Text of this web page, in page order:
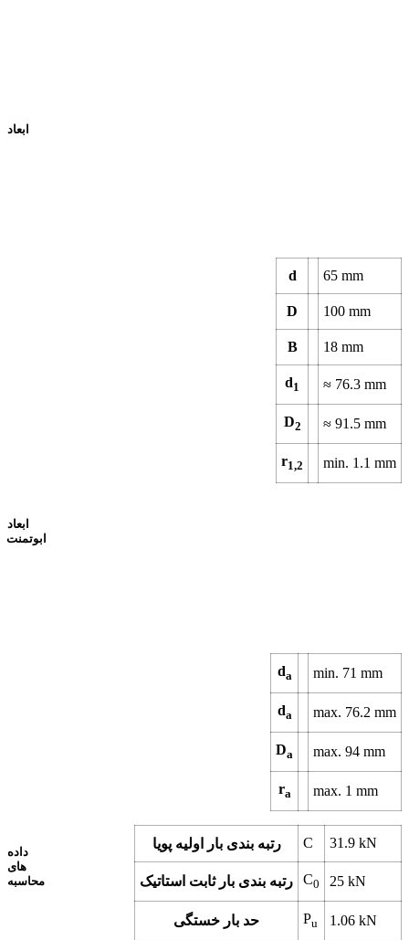
ابعاد
d 65 mm
D 100 mm
B 18 mm
d1 ≈ 76.3 mm
D2 ≈ 91.5 mm
r1,2 min. 1.1 mm
ابعاد
ابوتمنت
da min. 71 mm
da max. 76.2 mm
Da max. 94 mm
ra max. 1 mm
داده
های
محاسبه
رتبه بندی بار اولیه پویا C 31.9 kN
رتبه بندی بار ثابت استاتیک C0 25 kN
حد بار خستگی Pu 1.06 kN